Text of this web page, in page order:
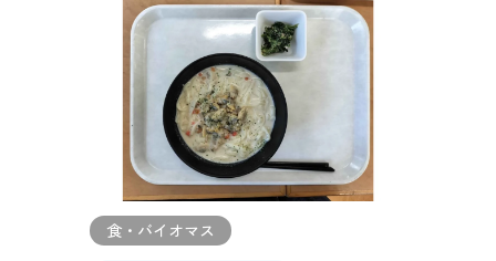
食・バイオマス